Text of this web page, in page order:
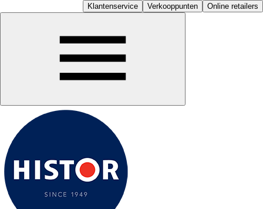
Klantenservice Verkooppunten Online retailers